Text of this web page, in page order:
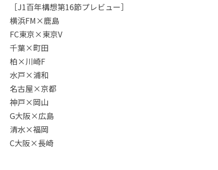
［J1百年構想第16節プレビュー］
横浜FM×鹿島
FC東京×東京V
千葉×町田
柏×川崎F
水戸×浦和
名古屋×京都
神戸×岡山
G大阪×広島
清水×福岡
C大阪×長崎